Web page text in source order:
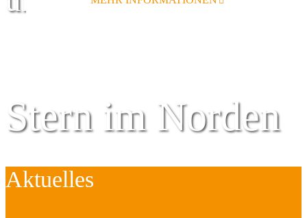
Stern im Norden
Aktuelles